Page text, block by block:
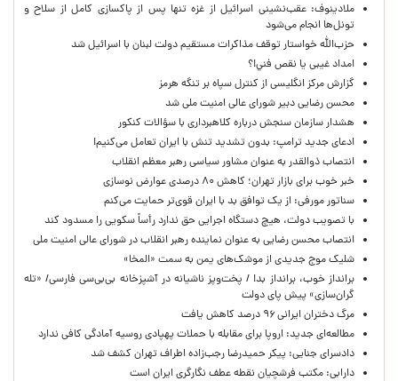
ملادینوف: عقب‌نشینی اسرائیل از غزه تنها پس از پاکسازی کامل از سلاح و
تونل‌ها انجام می‌شود
حزب‌الله خواستار توقف مذاکرات مستقیم دولت لبنان با اسرائیل شد
امداد غیبی يا نقص فني!؟
گزارش مرکز انگلیسی از کنترل سپاه بر تنگه هرمز
محسن رضایی دبیر شورای عالی امنیت ملی شد
هشدار سازمان سنجش درباره کلاهبرداری با سؤالات کنکور
ادعای جدید ترامپ: بدون تشدید تنش با ایران تعامل می‌کنیم!
انتصاب ذوالقدر به عنوان مشاور سیاسی رهبر معظم انقلاب
خبر خوب برای بازار تهران؛ کاهش ۸۰ درصدی عوارض نوسازی
سناتور مورفی: از یک توافق بد با ایران قوی‌تر حمایت می‌کنم
با تصویب دولت، هیچ دستگاه اجرایی حق ندارد رأساً سکویی را مسدود کند
انتصاب محسن رضایی به عنوان نماینده رهبر انقلاب در شورای عالی امنیت ملی
شلیک موج جدیدی از موشک‌های یمن به سمت «المخا»
برانداز خوب، برانداز بد! / پخت‌وپز ناشیانه در آشپزخانه‌ بی‌بی‌سی فارسی/ «تله
گران‌سازی» پیش پای دولت
مرگ دختران ایرانی ۹۶ درصد کاهش یافت
مطالعه‌ای جدید: اروپا برای مقابله با حملات پهپادی روسیه آمادگی کافی ندارد
دادسرای جنایی: پیکر حمیدرضا رجب‌زاده اطراف تهران کشف شد
دارابی: مکتب فرشچیان نقطه عطف نگارگری ایران است